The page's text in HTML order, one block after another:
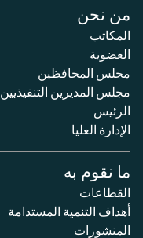
من نحن
المكاتب
العضوية
مجلس المحافظين
مجلس المديرين التنفيذيين
الرئيس
الإدارة العليا
ما نقوم به
القطاعات
أهداف التنمية المستدامة
المنشورات